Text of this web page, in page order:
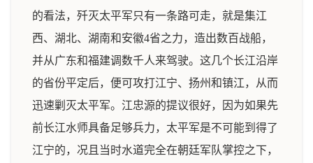
的看法，歼灭太平军只有一条路可走，就是集江
西、湖北、湖南和安徽4省之力，造出数百战船，
并从广东和福建调数千人来驾驶。这几个长江沿岸
的省份平定后，便可攻打江宁、扬州和镇江，从而
迅速剿灭太平军。江忠源的提议很好，因为如果先
前长江水师具备足够兵力，太平军是不可能到得了
江宁的，况且当时水道完全在朝廷军队掌控之下，